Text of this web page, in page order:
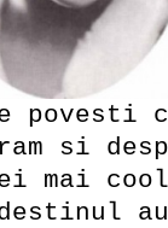
povesti
si
mai